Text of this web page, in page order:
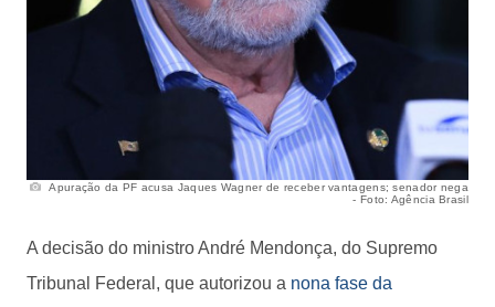
Apuração da PF acusa Jaques Wagner de receber vantagens; senador nega
- Foto: Agência Brasil
A decisão do ministro André Mendonça, do Supremo
Tribunal Federal, que autorizou a nona fase da